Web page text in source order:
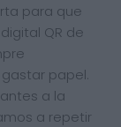
para que
QR de
papel.
a la
a repetir